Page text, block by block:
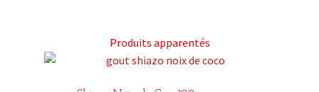
Produits apparentés